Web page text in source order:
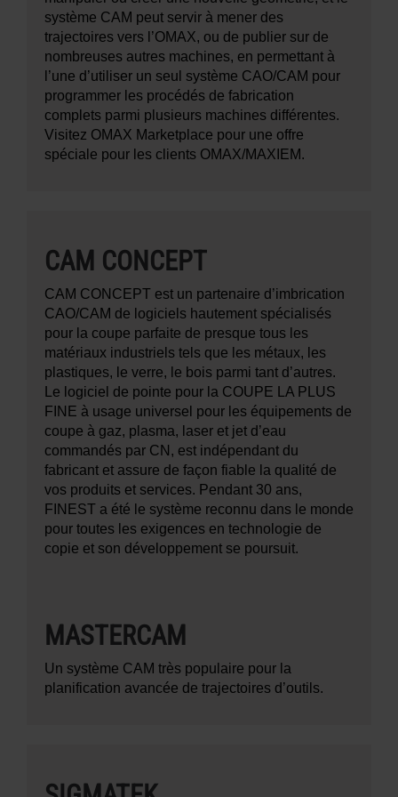
système CAM peut servir à mener des
trajectoires vers l’OMAX, ou de publier sur de
nombreuses autres machines, en permettant à
l’une d’utiliser un seul système CAO/CAM pour
programmer les procédés de fabrication
complets parmi plusieurs machines différentes.
Visitez OMAX Marketplace pour une offre
spéciale pour les clients OMAX/MAXIEM.
CAM CONCEPT
CAM CONCEPT est un partenaire d’imbrication
CAO/CAM de logiciels hautement spécialisés
pour la coupe parfaite de presque tous les
matériaux industriels tels que les métaux, les
plastiques, le verre, le bois parmi tant d’autres.
Le logiciel de pointe pour la COUPE LA PLUS
FINE à usage universel pour les équipements de
coupe à gaz, plasma, laser et jet d’eau
commandés par CN, est indépendant du
fabricant et assure de façon fiable la qualité de
vos produits et services. Pendant 30 ans,
FINEST a été le système reconnu dans le monde
pour toutes les exigences en technologie de
copie et son développement se poursuit.
MASTERCAM
Un système CAM très populaire pour la
planification avancée de trajectoires d’outils.